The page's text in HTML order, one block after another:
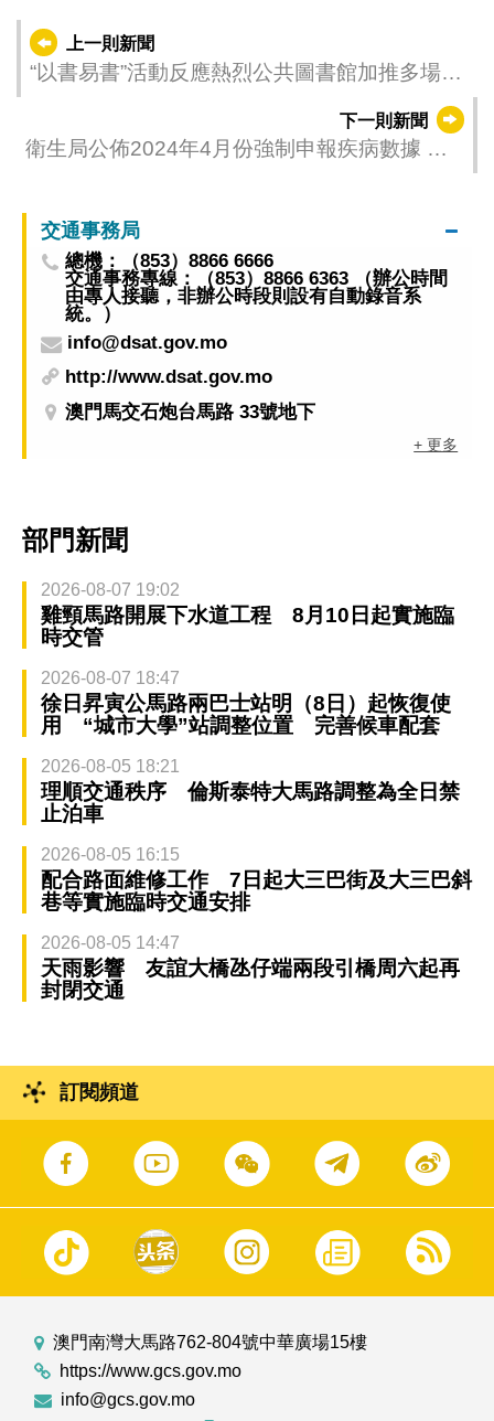
上一則新聞
“以書易書”活動反應熱烈公共圖書館加推多場活
下一則新聞
衛生局公佈2024年4月份強制申報疾病數據 讓
交通事務局
總機：（853）8866 6666
交通事務專線：（853）8866 6363 （辦公時間
由專人接聽，非辦公時段則設有自動錄音系
統。）
info@dsat.gov.mo
http://www.dsat.gov.mo
澳門馬交石炮台馬路 33號地下
+ 更多
部門新聞
2026-08-07 19:02
雞頸馬路開展下水道工程 8月10日起實施臨
時交管
2026-08-07 18:47
徐日昇寅公馬路兩巴士站明（8日）起恢復使
用 “城市大學”站調整位置 完善候車配套
2026-08-05 18:21
理順交通秩序 倫斯泰特大馬路調整為全日禁
止泊車
2026-08-05 16:15
配合路面維修工作 7日起大三巴街及大三巴斜
巷等實施臨時交通安排
2026-08-05 14:47
天雨影響 友誼大橋氹仔端兩段引橋周六起再
封閉交通
訂閱頻道
澳門南灣大馬路762-804號中華廣場15樓
https://www.gcs.gov.mo
info@gcs.gov.mo